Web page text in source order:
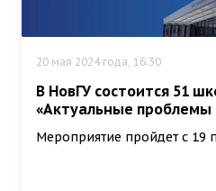
20 мая 2024 года, 16:30
В НовГУ состоится 51
«Актуальные проблемы
Мероприятие пройдет с 19